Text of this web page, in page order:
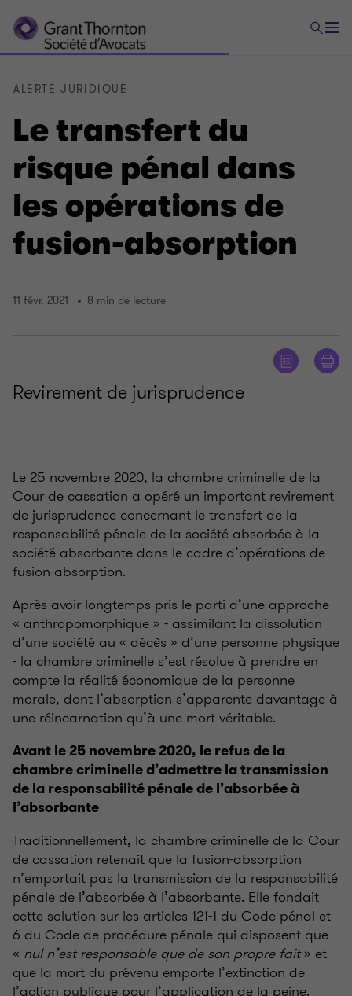
Le transfert du
risque pénal dans
les opérations de
fusion-absorption
ALERTE JURIDIQUE
11 févr. 2021 8 min de lecture
Revirement de jurisprudence
Le 25 novembre 2020, la chambre criminelle de la
Cour de cassation a opéré un important revirement
de jurisprudence concernant le transfert de la
responsabilité pénale de la société absorbée à la
société absorbante dans le cadre d’opérations de
fusion-absorption.
Après avoir longtemps pris le parti d’une approche
« anthropomorphique » - assimilant la dissolution
d’une société au « décès » d’une personne physique
- la chambre criminelle s’est résolue à prendre en
compte la réalité économique de la personne
morale, dont l’absorption s’apparente davantage à
une réincarnation qu’à une mort véritable.
Avant le 25 novembre 2020, le refus de la
chambre criminelle d’admettre la transmission
de la responsabilité pénale de l’absorbée à
l’absorbante
Traditionnellement, la chambre criminelle de la Cour
de cassation retenait que la fusion-absorption
n’emportait pas la transmission de la responsabilité
pénale de l’absorbée à l’absorbante. Elle fondait
cette solution sur les articles 121-1 du Code pénal et
6 du Code de procédure pénale qui disposent que
« nul n’est responsable que de son propre fait» et
que la mort du prévenu emporte l’extinction de
l’action publique pour l’application de la peine.